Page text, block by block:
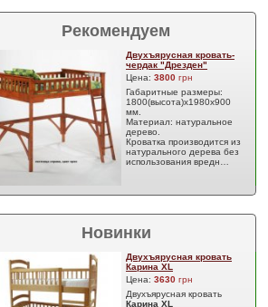
Рекомендуем
Двухъярусная кровать-
чердак "Дрезден"
Цена: 3800 грн
Габаритные размеры:
1800(высота)х1980х900
мм.
Материал: натуральное
дерево.
Кроватка производится из
натурального дерева без
использования вредн…
Новинки
Двухъярусная кровать
Карина XL
Цена: 3630 грн
Двухъярусная кровать
Карина XL